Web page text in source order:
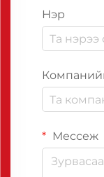
Нэр
Мессеж